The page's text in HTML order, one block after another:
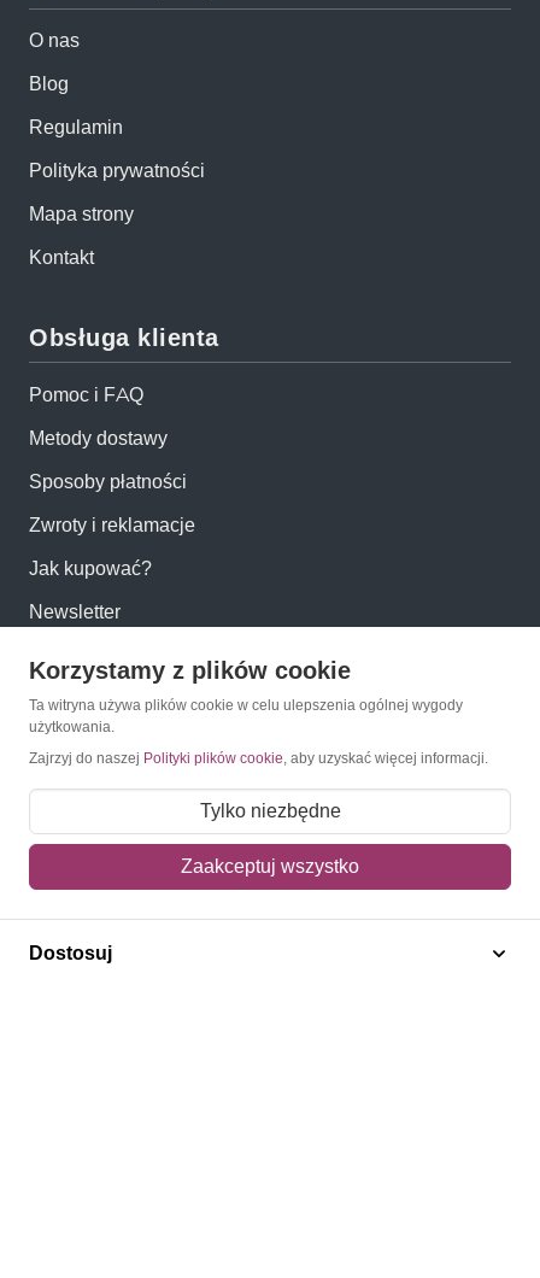
O nas
Blog
Regulamin
Polityka prywatności
Mapa strony
Kontakt
Obsługa klienta
Pomoc i FAQ
Metody dostawy
Sposoby płatności
Zwroty i reklamacje
Jak kupować?
Newsletter
Konto
Moje konto
Moje zamówienia
Mój koszyk
Adres dostawy
Polecamy
Korzystamy z plików cookie
Ta witryna używa plików cookie w celu ulepszenia ogólnej wygody
użytkowania.
Zajrzyj do naszej Polityki plików cookie, aby uzyskać więcej informacji.
Tylko niezbędne
Zaakceptuj wszystko
Dostosuj